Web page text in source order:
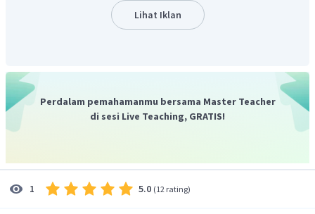
Jarak antara 2 bukit akan membentuk 1 panjang
Lihat Iklan
Perdalam pemahamanmu bersama Master Teacher
di sesi Live Teaching, GRATIS!
1 5.0 (12 rating)